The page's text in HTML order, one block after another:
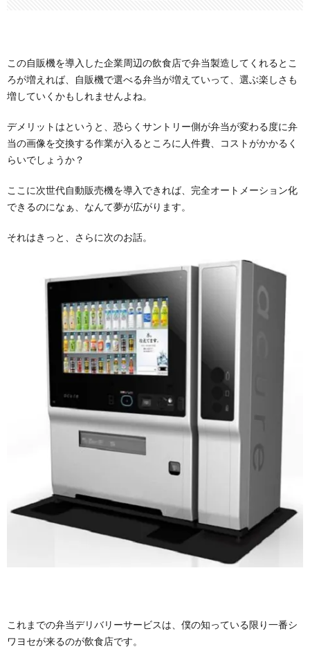
この自販機を導入した企業周辺の飲食店で弁当製造してくれるとこ
ろが増えれば、自販機で選べる弁当が増えていって、選ぶ楽しさも
増していくかもしれませんよね。
デメリットはというと、恐らくサントリー側が弁当が変わる度に弁
当の画像を交換する作業が入るところに人件費、コストがかかるく
らいでしょうか？
ここに次世代自動販売機を導入できれば、完全オートメーション化
できるのになぁ、なんて夢が広がります。
それはきっと、さらに次のお話。
これまでの弁当デリバリーサービスは、僕の知っている限り一番シ
ワヨセが来るのが飲食店です。